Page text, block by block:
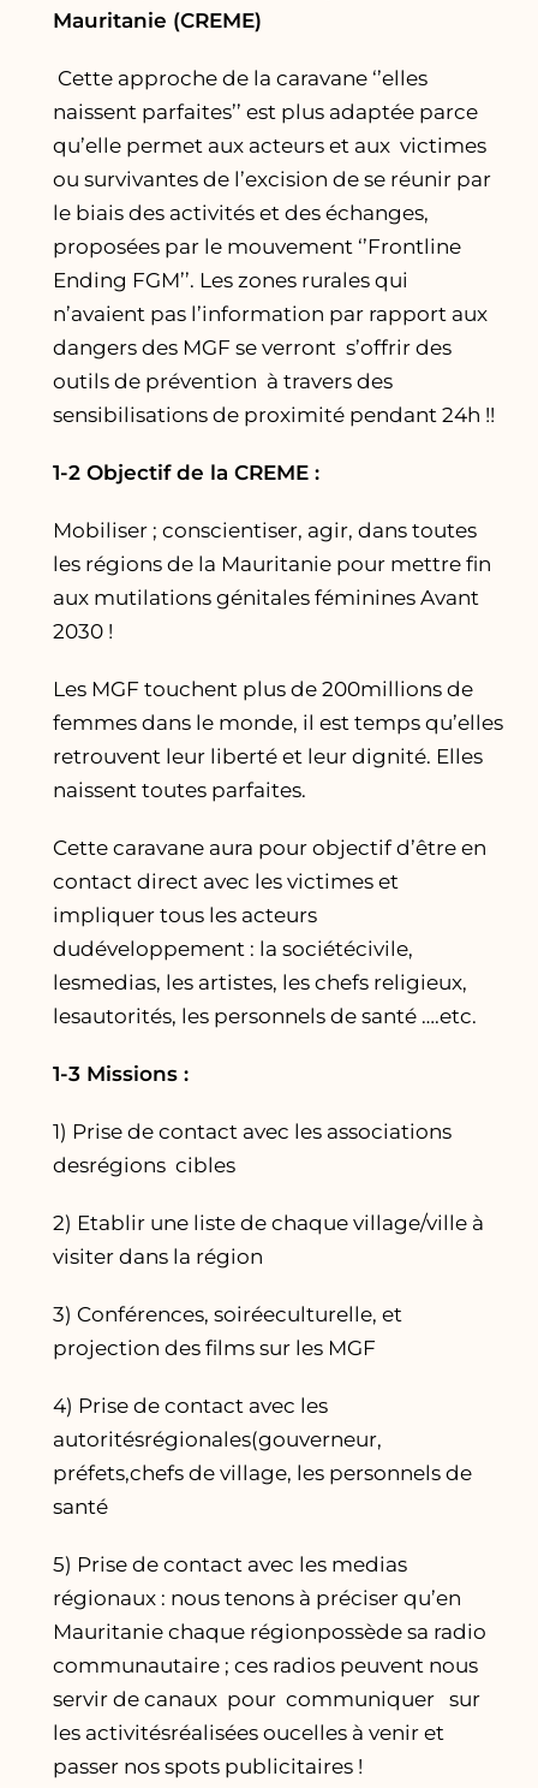
Mauritanie (CREME)
Cette approche de la caravane ‘’elles
naissent parfaites’’ est plus adaptée parce
qu’elle permet aux acteurs et aux victimes
ou survivantes de l’excision de se réunir par
le biais des activités et des échanges,
proposées par le mouvement ‘’Frontline
Ending FGM’’. Les zones rurales qui
n’avaient pas l’information par rapport aux
dangers des MGF se verront s’offrir des
outils de prévention à travers des
sensibilisations de proximité pendant 24h !!
1-2 Objectif de la CREME :
Mobiliser ; conscientiser, agir, dans toutes
les régions de la Mauritanie pour mettre fin
aux mutilations génitales féminines Avant
2030 !
Les MGF touchent plus de 200millions de
femmes dans le monde, il est temps qu’elles
retrouvent leur liberté et leur dignité. Elles
naissent toutes parfaites.
Cette caravane aura pour objectif d’être en
contact direct avec les victimes et
impliquer tous les acteurs
dudéveloppement : la sociétécivile,
lesmedias, les artistes, les chefs religieux,
lesautorités, les personnels de santé ….etc.
1-3 Missions :
1) Prise de contact avec les associations
desrégions cibles
2) Etablir une liste de chaque village/ville à
visiter dans la région
3) Conférences, soiréeculturelle, et
projection des films sur les MGF
4) Prise de contact avec les
autoritésrégionales(gouverneur,
préfets,chefs de village, les personnels de
santé
5) Prise de contact avec les medias
régionaux : nous tenons à préciser qu’en
Mauritanie chaque régionpossède sa radio
communautaire ; ces radios peuvent nous
servir de canaux pour communiquer sur
les activitésréalisées oucelles à venir et
passer nos spots publicitaires !